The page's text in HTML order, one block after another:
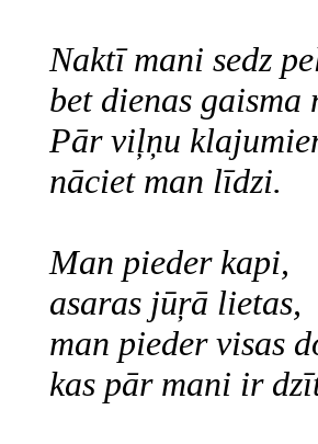
Naktī mani sedz
bet dienas gaisma
Pār viļņu
nāciet man līdzi.
Man pieder kapi,
asaras jūŗā lietas,
man pieder visas
kas pār mani ir